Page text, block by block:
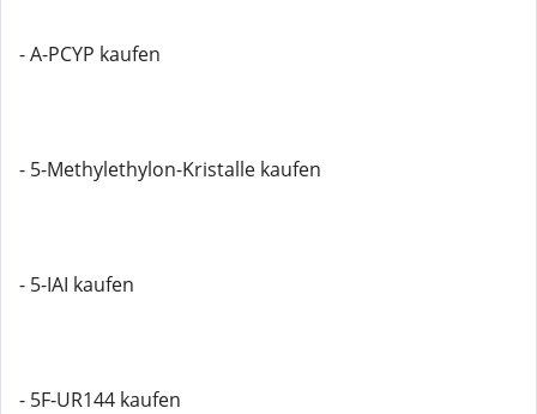
- A-PCYP kaufen
- 5-Methylethylon-Kristalle kaufen
- 5-IAI kaufen
- 5F-UR144 kaufen